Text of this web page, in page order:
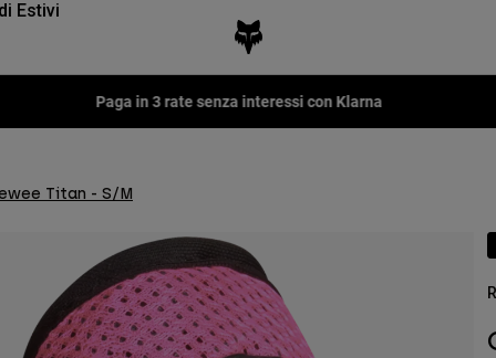
Estivi
Fox LAB Capsule Collection -Scopri
Titan - S/M